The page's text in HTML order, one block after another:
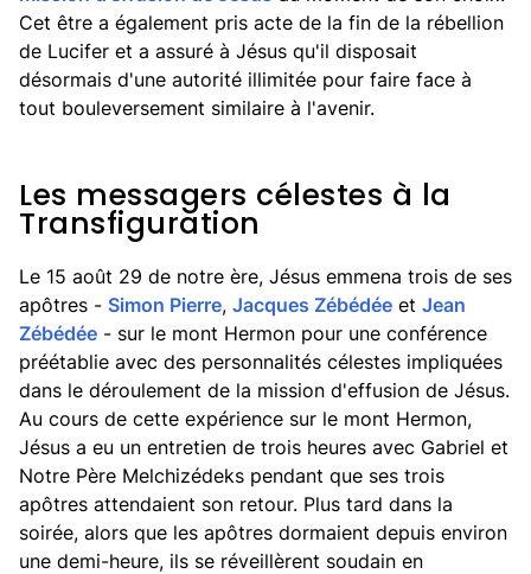
Cet être a également pris acte de la fin de la rébellion
de Lucifer et a assuré à Jésus qu'il disposait
désormais d'une autorité illimitée pour faire face à
tout bouleversement similaire à l'avenir.
Les messagers célestes à la
Transfiguration
Le 15 août 29 de notre ère, Jésus emmena trois de ses
apôtres - Simon Pierre, Jacques Zébédée et Jean
Zébédée - sur le mont Hermon pour une conférence
préétablie avec des personnalités célestes impliquées
dans le déroulement de la mission d'effusion de Jésus.
Au cours de cette expérience sur le mont Hermon,
Jésus a eu un entretien de trois heures avec Gabriel et
Notre Père Melchizédeks pendant que ses trois
apôtres attendaient son retour. Plus tard dans la
soirée, alors que les apôtres dormaient depuis environ
une demi-heure, ils se réveillèrent soudain en